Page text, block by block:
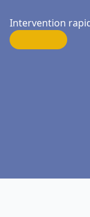
Intervention